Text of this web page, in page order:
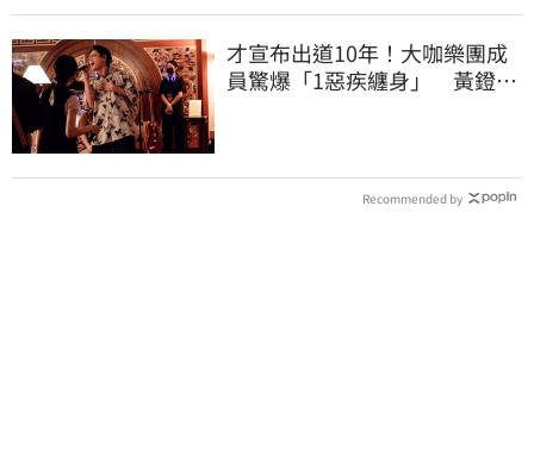
才宣布出道10年！大咖樂團成
員驚爆「1惡疾纏身」 黃鐙輝
Recommended by